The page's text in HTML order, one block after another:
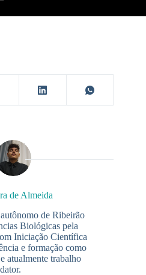
de Almeida
de Ribeirão
Biológicas pela
Iniciação Científica
e formação como
atualmente trabalho